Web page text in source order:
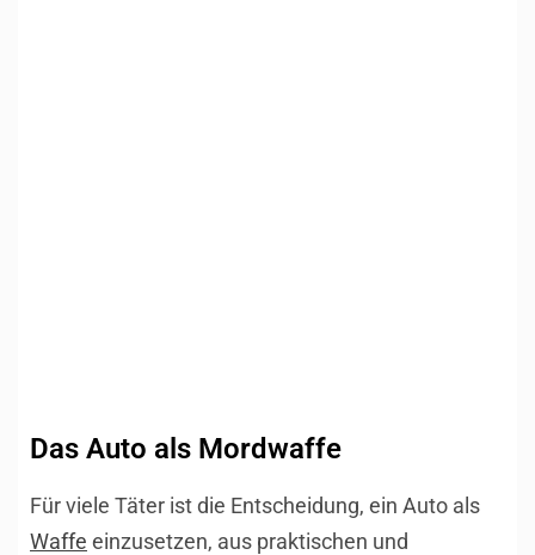
Das Auto als Mordwaffe
Für viele Täter ist die Entscheidung, ein Auto als
Waffe einzusetzen, aus praktischen und